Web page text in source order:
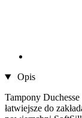
Opis
Tampony
łatwiejsze do